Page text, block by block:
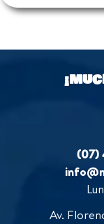
(07)
Av.